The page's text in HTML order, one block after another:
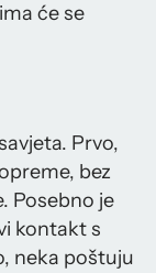
će se
Prvo,
bez
Posebno je
kontakt s
neka poštuju